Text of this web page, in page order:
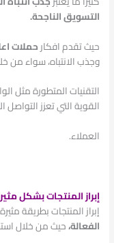
التسويق الناجحة.
حيث تقدمافكارحملات
وجذب الانتباه، سواء من
التقنيات المتطورة مثل
القوية التي تعزز
العملاء.
إبراز المنتجات بشكل مثير
إبراز المنتجات بطريقة
الفعالة،حيث من خلال